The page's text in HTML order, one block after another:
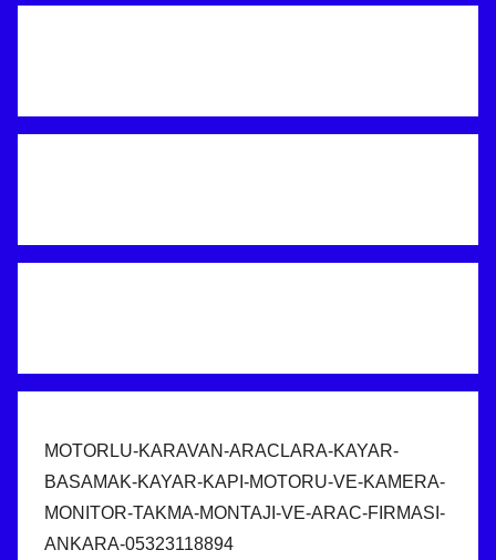
MOTORLU-KARAVAN-ARACLARA-KAYAR-
BASAMAK-KAYAR-KAPI-MOTORU-VE-KAMERA-
MONITOR-TAKMA-MONTAJI-VE-ARAC-FIRMASI-
ANKARA-05323118894